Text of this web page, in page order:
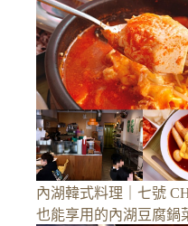
內湖韓式料理｜七號
也能享用的內湖豆腐鍋